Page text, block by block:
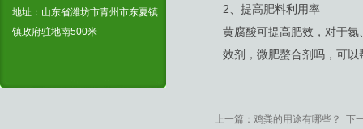
地址：山东省潍坊市青州市东夏镇
镇政府驻地南500米
2、提高肥料利用率
黄腐酸可提高肥效，对于
效剂，微肥螯合剂吗，可
上一篇： 鸡粪的用途有哪些？ 下